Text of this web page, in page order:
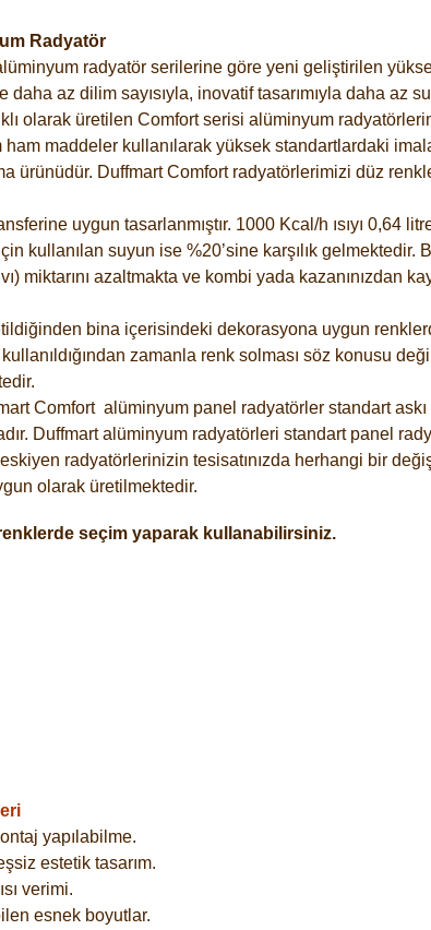
Radyatör
radyatör serilerine göre yeni geliştirilen
az dilim sayısıyla, inovatif tasarımıyla daha az
olarak üretilen Comfort serisi alüminyum
maddeler kullanılarak yüksek standartlardaki
ürünüdür. Duffmart Comfort radyatörlerimizi düz
uygun tasarlanmıştır. 1000 Kcal/h ısıyı 0,64
kullanılan suyun ise %20’sine karşılık
miktarını azaltmakta ve kombi yada
bina içerisindeki dekorasyona uygun
zamanla renk solması söz konusu
Comfort alüminyum panel radyatörler standart
Duffmart alüminyum radyatörleri standart panel
radyatörlerinizin tesisatınızda herhangi bir
olarak üretilmektedir.
seçim yaparak kullanabilirsiniz.
yapılabilme.
estetik tasarım.
verimi.
esnek boyutlar.